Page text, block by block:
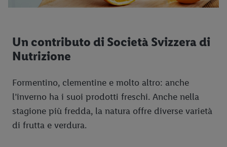
Un contributo di Società Svizzera di
Nutrizione
Formentino, clementine e molto altro: anche
l’inverno ha i suoi prodotti freschi. Anche nella
stagione più fredda, la natura offre diverse varietà
di frutta e verdura.